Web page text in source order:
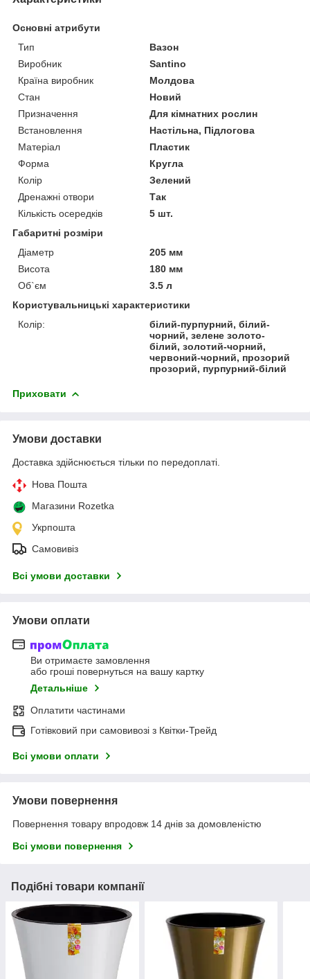
Основні атрибути
Тип
Вазон
Виробник
Santino
Країна виробник
Молдова
Стан
Новий
Призначення
Для кімнатних рослин
Встановлення
Настільна, Підлогова
Матеріал
Пластик
Форма
Кругла
Колір
Зелений
Дренажні отвори
Так
Кількість осередків
5 шт.
Габаритні розміри
Діаметр
205 мм
Висота
180 мм
Об`єм
3.5 л
Користувальницькі характеристики
Колір:
білий-пурпурний, білий-
чорний, зелене золото-
білий, золотий-чорний,
червоний-чорний, прозорий
прозорий, пурпурний-білий
Приховати
Умови доставки
Доставка здійснюється тільки по передоплаті.
Нова Пошта
Магазини Rozetka
Укрпошта
Самовивіз
Всі умови доставки
Умови оплати
Ви отримаєте замовлення
або гроші повернуться на вашу картку
Детальніше
Оплатити частинами
Готівковий при самовивозі з Квітки-Трейд
Всі умови оплати
Умови повернення
Повернення товару впродовж 14 днів за домовленістю
Всі умови повернення
Подібні товари компанії